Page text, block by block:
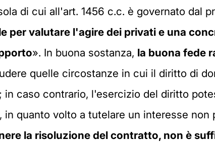
di cui all'art. 1456 c.c. è governato dal
per valutare l'agire dei privati e una
». In buona sostanza, la buona fede
quelle circostanze in cui il diritto di
caso contrario, l'esercizio del diritto
quanto volto a tutelare un interesse non
la risoluzione del contratto, non è